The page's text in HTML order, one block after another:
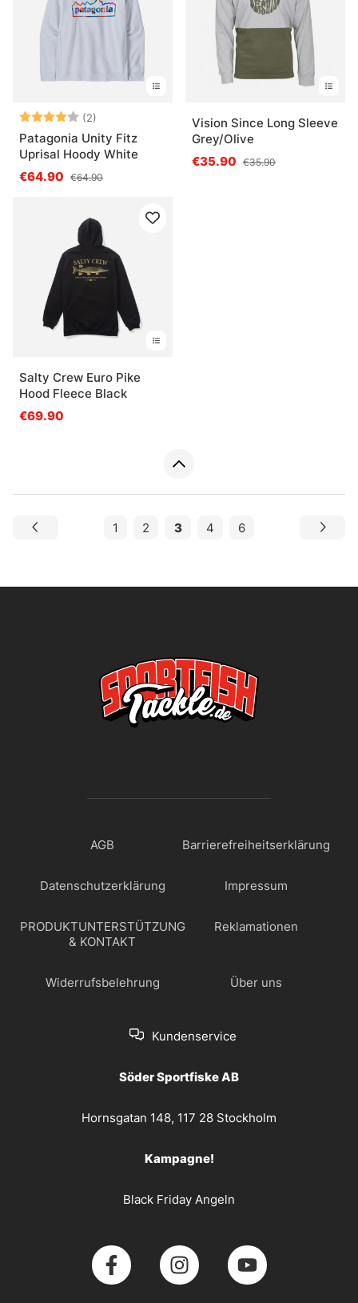
Bewertung:(2)
4.0 von 5 Sternen
Patagonia Unity Fitz
Uprisal Hoody White
€64.90 €64.90
Vision Since Long Sleeve
Grey/Olive
€35.90 €35.90
Salty Crew Euro Pike
Hood Fleece Black
€69.90
1 2 3 4 6
AGB Barrierefreiheitserklärung
Datenschutzerklärung Impressum
PRODUKTUNTERSTÜTZUNG
& KONTAKT
Reklamationen
Widerrufsbelehrung Über uns
Kundenservice
Söder Sportfiske AB
Hornsgatan 148, 117 28 Stockholm
Kampagne!
Black Friday Angeln